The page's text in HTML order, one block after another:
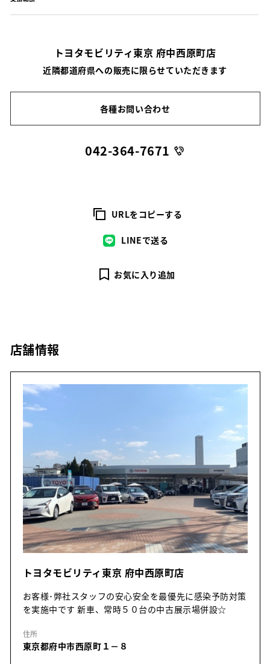
トヨタモビリティ東京 府中西原町店
近隣都道府県への販売に限らせていただきます
各種お問い合わせ
042-364-7671
URLをコピーする
LINEで送る
お気に入り追加
店舗情報
トヨタモビリティ東京 府中西原町店
お客様･弊社スタッフの安心安全を最優先に感染予防対策
を実施中です 新車、常時５０台の中古展示場併設☆
住所
東京都府中市西原町１－８